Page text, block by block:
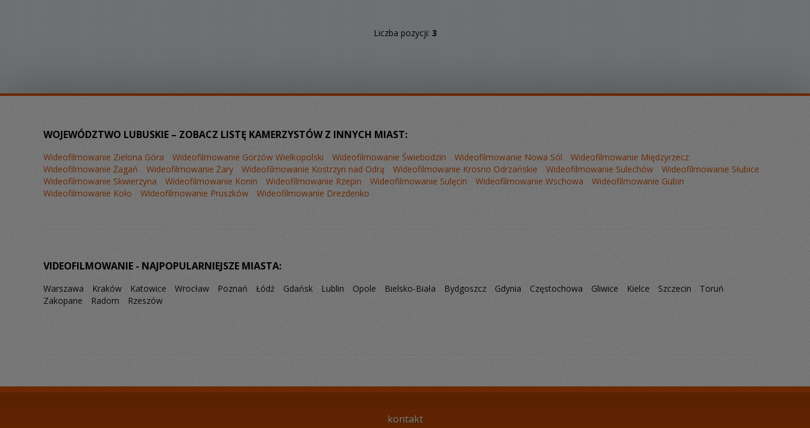
Liczba pozycji: 3
WOJEWÓDZTWO LUBUSKIE – ZOBACZ LISTĘ KAMERZYSTÓW Z INNYCH MIAST:
Wideofilmowanie Zielona Góra Wideofilmowanie Gorzów Wielkopolski Wideofilmowanie Świebodzin Wideofilmowanie Nowa Sól
Wideofilmowanie Międzyrzecz
Wideofilmowanie Żagań
Wideofilmowanie Żary Wideofilmowanie Kostrzyn nad Odrą Wideofilmowanie Krosno Odrzańskie Wideofilmowanie Sulechów
Wideofilmowanie Słubice
Wideofilmowanie Skwierzyna
Wideofilmowanie Konin Wideofilmowanie Rzepin Wideofilmowanie Sulęcin Wideofilmowanie Wschowa
Wideofilmowanie Gubin
Wideofilmowanie Koło
Wideofilmowanie Pruszków Wideofilmowanie Drezdenko
VIDEOFILMOWANIE - NAJPOPULARNIEJSZE MIASTA:
Warszawa Kraków Katowice Wrocław Poznań Łódź Gdańsk Lublin Opole Bielsko-Biała Bydgoszcz Gdynia Częstochowa Gliwice Kielce Szczecin
Toruń
Zakopane
Radom Rzeszów
kontakt